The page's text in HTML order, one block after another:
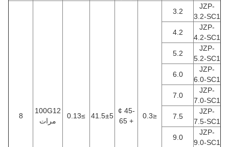
JZP-
3.2-SC1
3.2
≤0.3
-45 ¢
+ 65
41.5±5
≥0.13
100G12
مرات
8
JZP-
4.2-SC1
4.2
JZP-
5.2-SC1
5.2
JZP-
6.0-SC1
6.0
JZP-
7.0-SC1
7.0
JZP-
7.5-SC1
7.5
JZP-
9.0-SC1
9.0